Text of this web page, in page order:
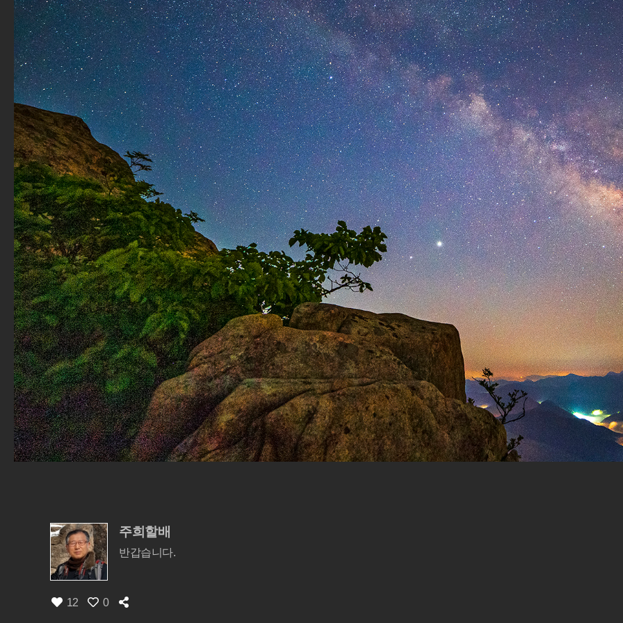
주희할배
반갑습니다.
12 0